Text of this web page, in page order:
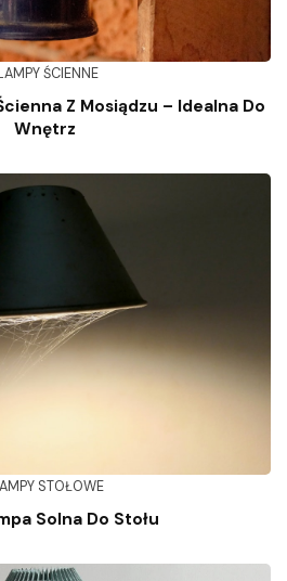
LAMPY ŚCIENNE
Z Mosiądzu – Idealna Do
Wnętrz
STOŁOWE
Solna Do Stołu